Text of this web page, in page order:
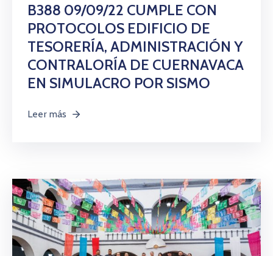
B388 09/09/22 CUMPLE CON
PROTOCOLOS EDIFICIO DE
TESORERÍA, ADMINISTRACIÓN Y
CONTRALORÍA DE CUERNAVACA
EN SIMULACRO POR SISMO
Leer más